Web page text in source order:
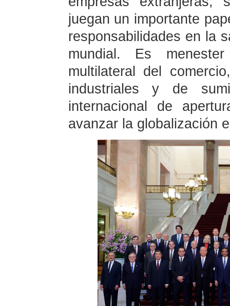
juegan un importante
responsabilidades en la
mundial. Es
multilateral del
industriales y de
internacional de
avanzar la globalización